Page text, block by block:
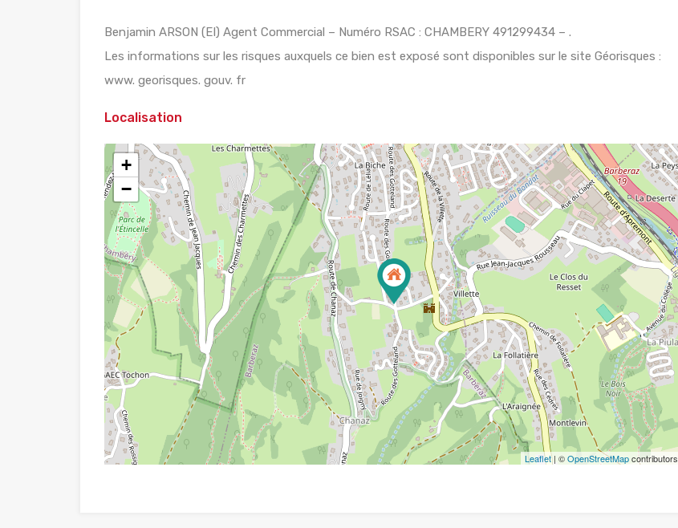
Benjamin ARSON (EI) Agent Commercial – Numéro RSAC : CHAMBERY 491299434 – .
Les informations sur les risques auxquels ce bien est exposé sont disponibles sur le site Géorisques :
www. georisques. gouv. fr
Localisation
+
−
Leaflet| ©OpenStreetMapcontributors